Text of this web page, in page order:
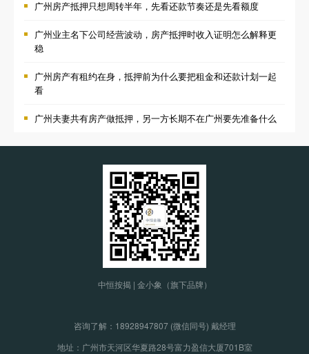
广州房产抵押只想周转半年，先看还款节奏还是先看额度
广州业主名下公司经营波动，房产抵押时收入证明怎么解释更
稳
广州房产有租约在身，抵押前为什么要把租金和还款计划一起
看
广州夫妻共有房产做抵押，另一方长期不在广州要先准备什么
中恒按揭 | 金小象（旗下品牌）
咨询了解： 18928947807 (微信同号) 戴经理
地址：广州市天河区华夏路28号富力盈信大厦701B室